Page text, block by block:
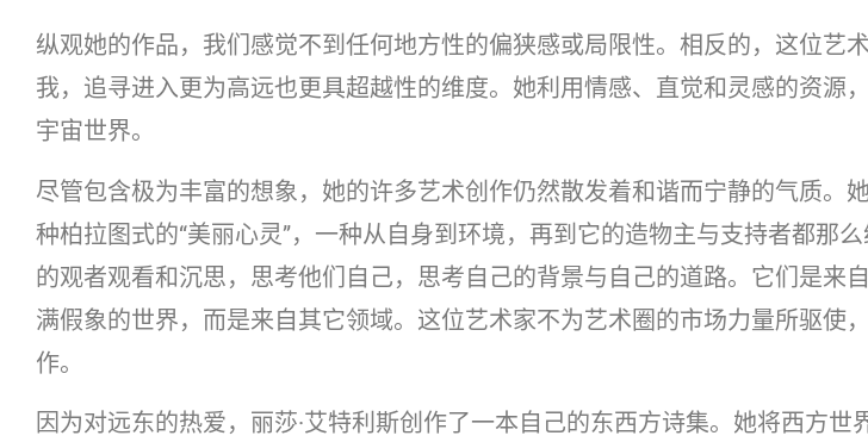
纵观她的作品，我们感觉不到任何地方性的偏狭感或局限性。相反的，这位艺
我，追寻进入更为高远也更具超越性的维度。她利用情感、直觉和灵感的资源
宇宙世界。
尽管包含极为丰富的想象，她的许多艺术创作仍然散发着和谐而宁静的气质。
种柏拉图式的“美丽心灵”，一种从自身到环境，再到它的造物主与支持者都那
的观者观看和沉思，思考他们自己，思考自己的背景与自己的道路。它们是来
满假象的世界，而是来自其它领域。这位艺术家不为艺术圈的市场力量所驱使
作。
因为对远东的热爱，丽莎·艾特利斯创作了一本自己的东西方诗集。她将西方